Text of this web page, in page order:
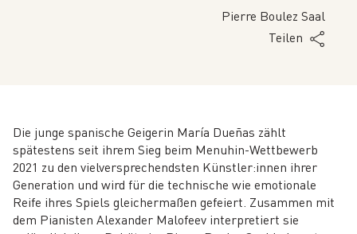
Pierre Boulez Saal
Teilen
Die junge spanische Geigerin María Dueñas zählt
spätestens seit ihrem Sieg beim Menuhin-Wettbewerb
2021 zu den vielversprechendsten Künstler:innen ihrer
Generation und wird für die technische wie emotionale
Reife ihres Spiels gleichermaßen gefeiert. Zusammen mit
dem Pianisten Alexander Malofeev interpretiert sie